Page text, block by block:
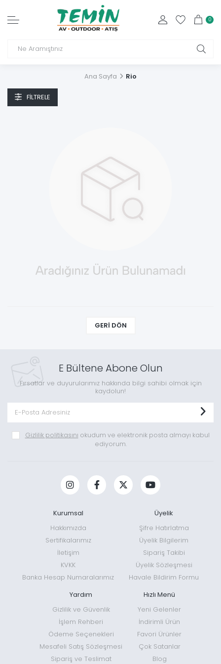
0
Ana Sayfa Rio
FILTRELE
GERI DÖN
E Bültene Abone Olun
Fırsatlar ve duyurularımız hakkında bilgi sahibi olmak için
kaydolun!
Gizlilik politikasını okudum ve elektronik posta almayı kabul
ediyorum.
Kurumsal
Hakkımızda
Sertifikalarımız
İletişim
KVKK
Banka Hesap Numaralarımız
Üyelik
Şifre Hatırlatma
Üyelik Bilgilerim
Sipariş Takibi
Üyelik Sözleşmesi
Havale Bildirim Formu
Yardım
Gizlilik ve Güvenlik
İşlem Rehberi
Ödeme Seçenekleri
Mesafeli Satış Sözleşmesi
Sipariş ve Teslimat
Hızlı Menü
Yeni Gelenler
İndirimli Ürün
Favori Ürünler
Çok Satanlar
Blog